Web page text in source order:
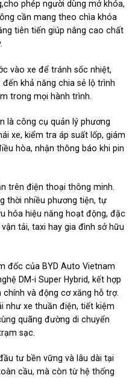
phép người dùng mở khóa,
cần mang theo chìa khóa
tiên tiến giúp nâng cao chất
vào xe để tránh sốc nhiệt,
khả năng chia sẻ lộ trình
trong mọi hành trình.
là công cụ quản lý phương
xe, kiểm tra áp suất lốp, giám
hòa, nhận thông báo khi pin
trên điện thoại thông minh.
thời nhiều phương tiện, tự
hóa hiệu năng hoạt động, đặc
tải, taxi hay gia đình sở hữu
đốc của BYD Auto Vietnam
DM-i Super Hybrid, kết hợp
và động cơ xăng hỗ trợ.
như xe thuần điện, tiết kiệm
quãng đường di chuyển
sạc.
tư bền vững và lâu dài tại
cầu, mà còn từ hệ thống